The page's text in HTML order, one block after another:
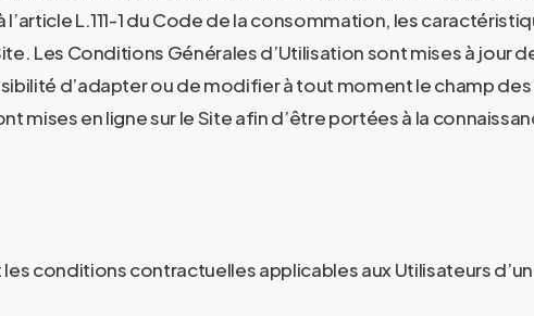
L.111-1 du Code de la consommation, les
Les Conditions Générales d’Utilisation sont mises à jour
d’adapter ou de modifier à tout moment le champ
mises en ligne sur le Site afin d’être portées à la
conditions contractuelles applicables aux Utilisateurs